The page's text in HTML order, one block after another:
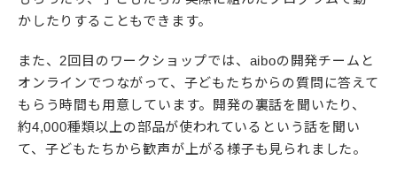
かしたりすることもできます。
また、2回目のワークショップでは、aiboの開発チームと
オンラインでつながって、子どもたちからの質問に答えて
もらう時間も用意しています。開発の裏話を聞いたり、
約4,000種類以上の部品が使われているという話を聞い
て、子どもたちから歓声が上がる様子も見られました。